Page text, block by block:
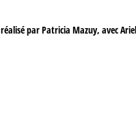
par Patricia Mazuy, avec